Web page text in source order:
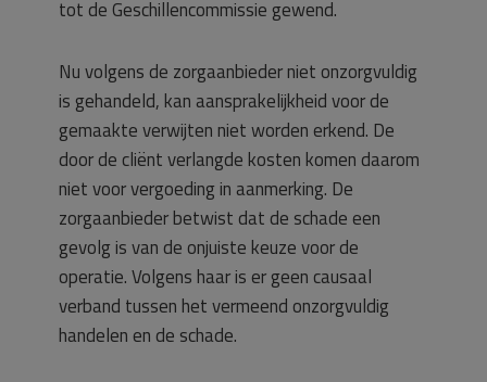
tot de Geschillencommissie gewend.
Nu volgens de zorgaanbieder niet onzorgvuldig
is gehandeld, kan aansprakelijkheid voor de
gemaakte verwijten niet worden erkend. De
door de cliënt verlangde kosten komen daarom
niet voor vergoeding in aanmerking. De
zorgaanbieder betwist dat de schade een
gevolg is van de onjuiste keuze voor de
operatie. Volgens haar is er geen causaal
verband tussen het vermeend onzorgvuldig
handelen en de schade.